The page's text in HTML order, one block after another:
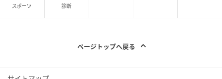
スポーツ 診断
ページトップへ戻る